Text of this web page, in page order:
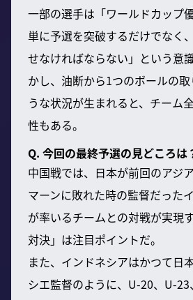
一部の選手は「ワールドカップ
単に予選を突破するだけでなく
せなければならない」という意
かし、油断から1つのボールの
うな状況が生まれると、チーム
性もある。
Q. 今回の最終予選の見どころは
中国戦では、日本が前回のアジ
マーンに敗れた時の監督だった
が率いるチームとの対戦が実現
対決」は注目ポイントだ。
また、インドネシアはかつて日
シエ監督のように、U-20、U-